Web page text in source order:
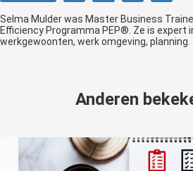
Selma Mulder was Master Business
Efficiency Programma PEP®. Ze is expert
werkgewoonten, werk omgeving, planning.
Anderen